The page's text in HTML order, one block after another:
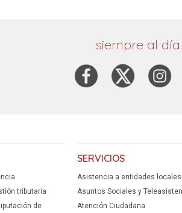
siempre al
tributaria
de
SERVICIOS
Asistencia a entidades locales
Asuntos Sociales y
Atención Ciudadana